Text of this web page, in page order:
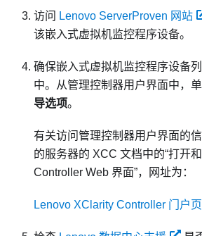
访问 Lenovo ServerProven 网站
该嵌入式虚拟机监控程序设备。
确保嵌入式虚拟机监控程序设备
中。从管理控制器用户界面中，
导选项。
有关访问管理控制器用户界面的
的服务器的 XCC 文档中的“打开
Controller Web 界面”，网址为：
Lenovo XClarity Controller 门户